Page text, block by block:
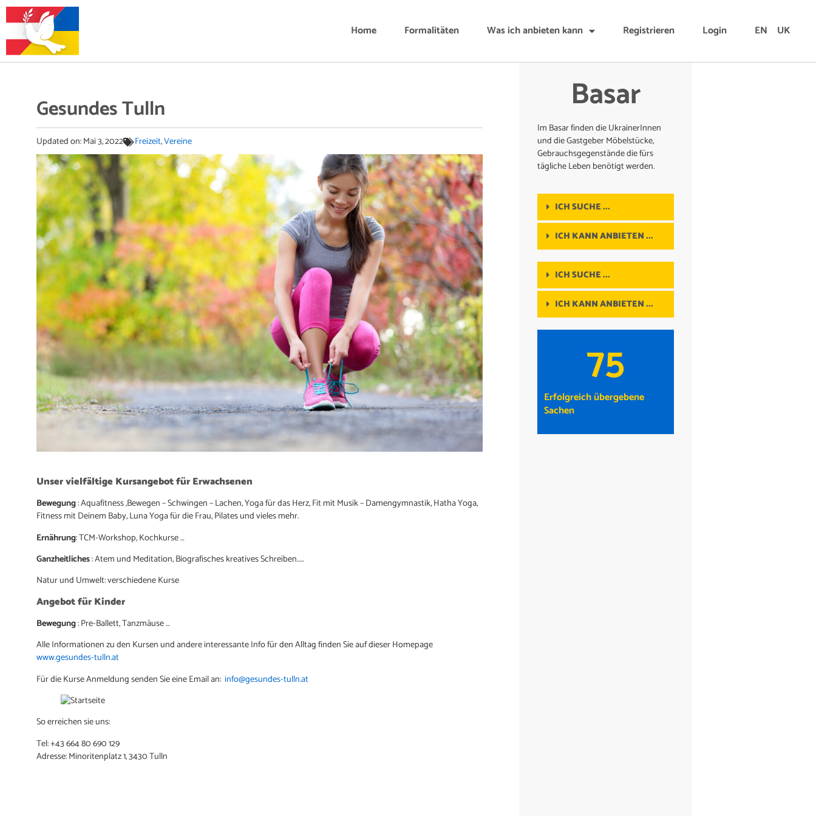
Home Formalitäten Was ich anbieten kann Registrieren Login EN UK
Gesundes Tulln
Updated on:Mai 3, 2022 Freizeit,Vereine
Unser vielfältige Kursangebot für Erwachsenen
Bewegung: Aquafitness ,Bewegen – Schwingen – Lachen, Yoga für das Herz, Fit mit Musik – Damengymnastik, Hatha Yoga,
Fitness mit Deinem Baby, Luna Yoga für die Frau, Pilates und vieles mehr.
Ernährung: TCM-Workshop, Kochkurse …
Ganzheitliches: Atem und Meditation, Biografisches kreatives Schreiben…..
Natur und Umwelt: verschiedene Kurse
Angebot für Kinder
Bewegung: Pre-Ballett, Tanzmäuse …
Alle Informationen zu den Kursen und andere interessante Info für den Alltag finden Sie auf dieser Homepage
www.gesundes-tulln.at
Für die Kurse Anmeldung senden Sie eine Email an: info@gesundes-tulln.at
So erreichen sie uns:
Tel: +43 664 80 690 129
Adresse: Minoritenplatz 1, 3430 Tulln
Basar
Im Basar finden die UkrainerInnen
und die Gastgeber Möbelstücke,
Gebrauchsgegenstände die fürs
tägliche Leben benötigt werden.
ICH SUCHE ...
ICH KANN ANBIETEN ...
ICH SUCHE ...
ICH KANN ANBIETEN ...
Erfolgreich übergebene
Sachen
75